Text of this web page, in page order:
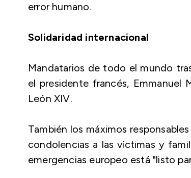
error humano.
Solidaridad internacional
Mandatarios de todo el mundo
el presidente francés, Emmanuel
León XIV.
También los máximos
condolencias a las víctimas y
emergencias europeo está "listo